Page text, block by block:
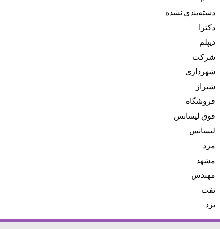
دسته‌بندی نشده
دکترا
دیپلم
شرکت
شهرداری
شیراز
فروشگاه
فوق لیسانس
لیسانس
مرد
مشهد
مهندس
نفت
یزد